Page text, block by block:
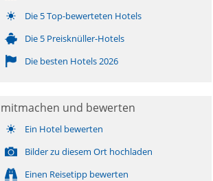
Die 5 Top-bewerteten Hotels
Die 5 Preisknüller-Hotels
Die besten Hotels 2026
mitmachen und bewerten
Ein Hotel bewerten
Bilder zu diesem Ort hochladen
Einen Reisetipp bewerten